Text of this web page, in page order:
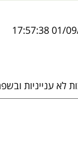
לא ענייניות